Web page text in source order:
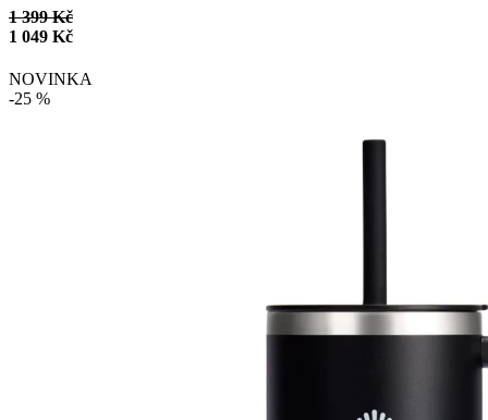
1 399 Kč
1 049 Kč
NOVINKA
-25 %